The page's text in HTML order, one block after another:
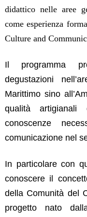
didattico nelle aree
come esperienza
Culture and
Il programma
degustazioni
Marittimo sino
qualità
conoscenze
comunicazione nel
In particolare con
conoscere il
della Comunità del
progetto nato